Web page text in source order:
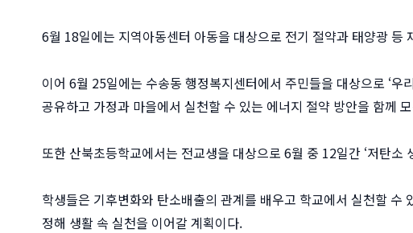
6월 18일에는 지역아동센터 아동을 대상으로 전기 절약과 태양광 등
이어 6월 25일에는 수송동 행정복지센터에서 주민들을 대상으로 ‘
공유하고 가정과 마을에서 실천할 수 있는 에너지 절약 방안을 함께
또한 산북초등학교에서는 전교생을 대상으로 6월 중 12일간 ‘저탄소
학생들은 기후변화와 탄소배출의 관계를 배우고 학교에서 실천할 수
정해 생활 속 실천을 이어갈 계획이다.